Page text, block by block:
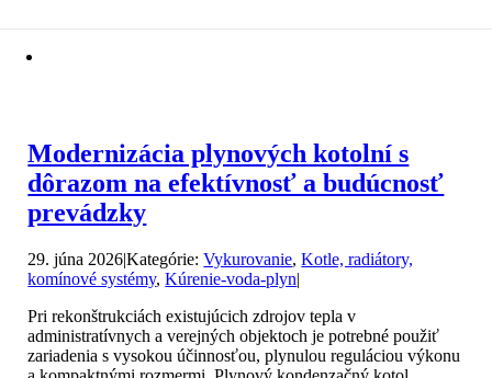
Modernizácia plynových kotolní s
dôrazom na efektívnosť a budúcnosť
prevádzky
29. júna 2026|Kategórie:Vykurovanie,Kotle, radiátory,
komínové systémy,Kúrenie-voda-plyn|
Pri rekonštrukciách existujúcich zdrojov tepla v
administratívnych a verejných objektoch je potrebné použiť
zariadenia s vysokou účinnosťou, plynulou reguláciou výkonu